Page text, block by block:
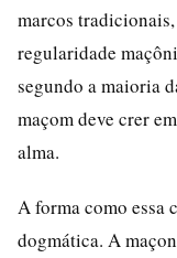
marcos
regularidade
segundo a maioria
maçom deve crer
alma.
A forma como essa
dogmática. A